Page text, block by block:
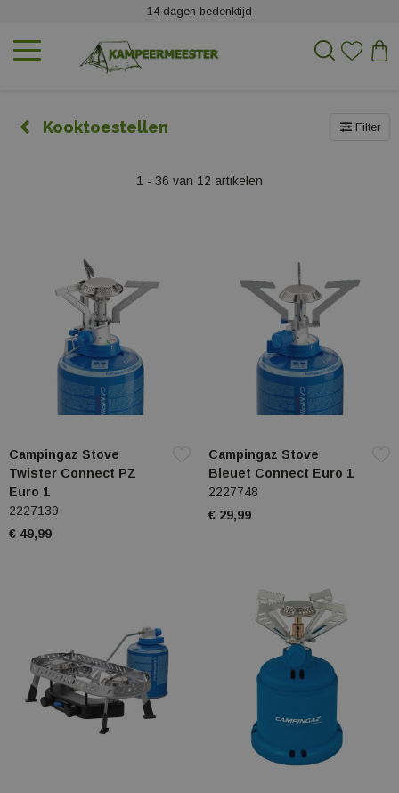
14 dagen bedenktijd
Kooktoestellen Filter
1 - 36 van 12 artikelen
Campingaz Stove
Twister Connect PZ
Euro 1
2227139
€ 49,99
Campingaz Stove
Bleuet Connect Euro 1
2227748
€ 29,99